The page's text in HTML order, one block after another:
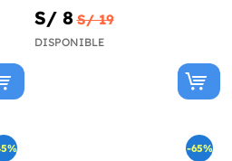
dorado de papel
S/ 8 S/ 19
DISPONIBLE
-65%